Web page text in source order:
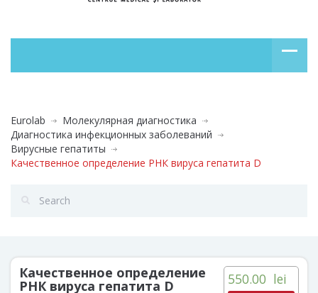
Eurolab
Молекулярная диагностика
Диагностика инфекционных заболеваний
Вирусные гепатиты
Качественное определение РНК вируса гепатита D
550.00 lei
Качественное определение
РНК вируса гепатита D